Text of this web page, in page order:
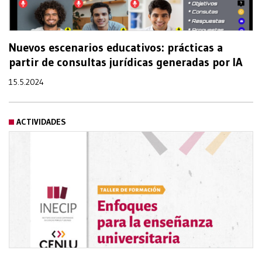
Nuevos escenarios educativos: prácticas a
partir de consultas jurídicas generadas por IA
15.5.2024
ACTIVIDADES